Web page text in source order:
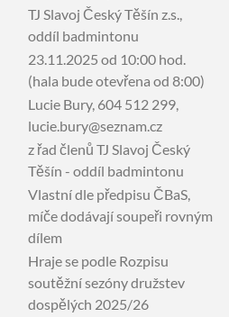
TJ Slavoj Český Těšín z.s.,
oddíl badmintonu
23.11.2025 od 10:00 hod.
(hala bude otevřena od 8:00)
Lucie Bury, 604 512 299,
lucie.bury@seznam.cz
z řad členů TJ Slavoj Český
Těšín - oddíl badmintonu
Vlastní dle předpisu ČBaS,
míče dodávají soupeři rovným
dílem
Hraje se podle Rozpisu
soutěžní sezóny družstev
dospělých 2025/26